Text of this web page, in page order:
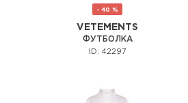
- 40 %
VETEMENTS
ФУТБОЛКА
ID: 42297